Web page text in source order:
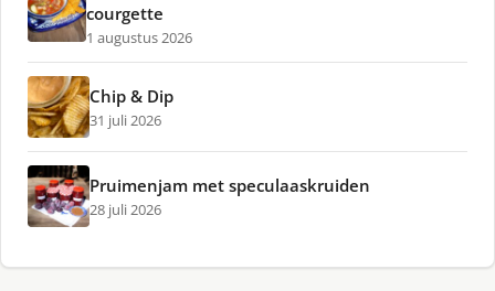
courgette
1 augustus 2026
Chip & Dip
31 juli 2026
Pruimenjam met speculaaskruiden
28 juli 2026